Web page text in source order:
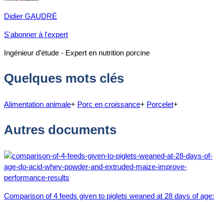
Didier GAUDRÉ
S'abonner à l'expert
Ingénieur d’étude - Expert en nutrition porcine
Quelques mots clés
Alimentation animale+ Porc en croissance+ Porcelet+
Autres documents
Comparison of 4 feeds given to piglets weaned at 28 days of age: